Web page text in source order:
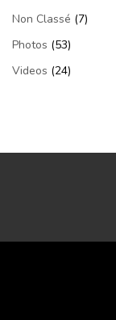
Non Classé (7)
Photos (53)
Videos (24)